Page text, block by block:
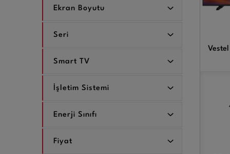
Ekran Boyutu
Seri
Smart TV
İşletim Sistemi
Enerji Sınıfı
Fiyat